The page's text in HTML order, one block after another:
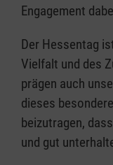
Engagement
Der Hessentag
Vielfalt und des
prägen auch
dieses
beizutragen,
und gut